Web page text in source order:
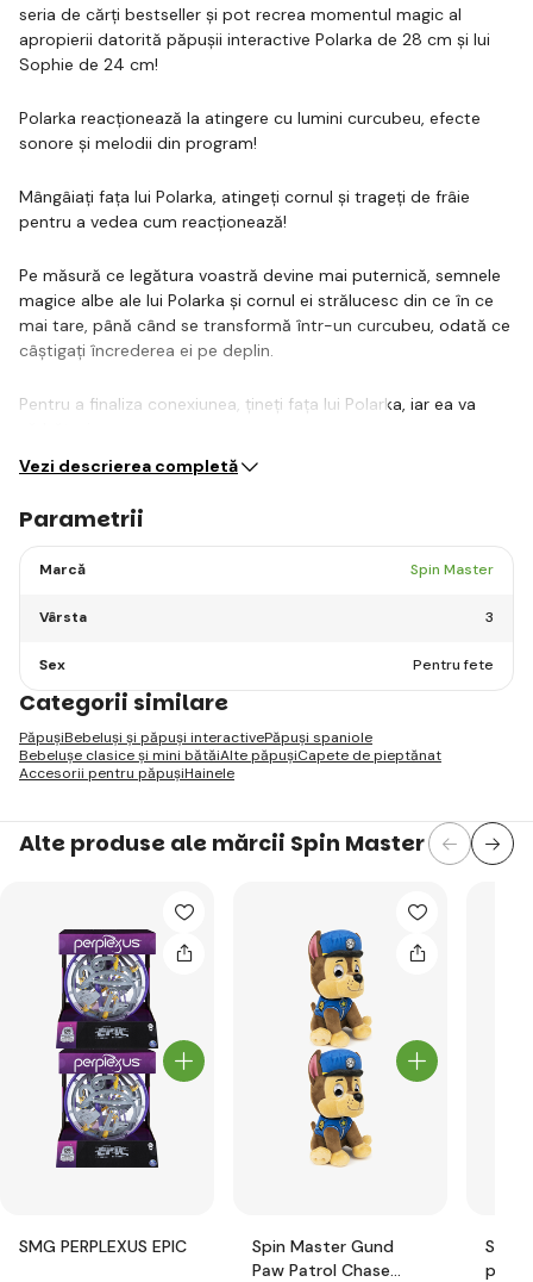
seria de cărți bestseller și pot recrea momentul magic al
apropierii datorită păpușii interactive Polarka de 28 cm și lui
Sophie de 24 cm!
Polarka reacționează la atingere cu lumini curcubeu, efecte
sonore și melodii din program!
Mângâiați fața lui Polarka, atingeți cornul și trageți de frâie
pentru a vedea cum reacționează!
Pe măsură ce legătura voastră devine mai puternică, semnele
magice albe ale lui Polarka și cornul ei strălucesc din ce în ce
mai tare, până când se transformă într-un curcubeu, odată ce
câștigați încrederea ei pe deplin.
Pentru a finaliza conexiunea, țineți fața lui Polarka, iar ea va
Vezi descrierea completă
Parametrii
Marcă Spin Master
Vârsta 3
Sex Pentru fete
Categorii similare
PăpușiBebeluși și păpuși interactivePăpuși spaniole
Bebelușe clasice și mini bătăiAlte păpușiCapete de pieptănat
Accesorii pentru păpușiHainele
Alte produse ale mărcii Spin Master
SMG PERPLEXUS EPIC
Spin Master Gund
Paw Patrol Chase
Spin
paw